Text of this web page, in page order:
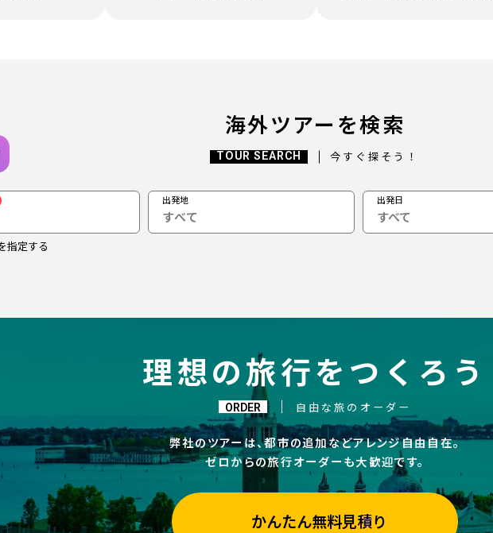
海外ツアーを検索
TOUR SEARCH 今すぐ探そう！
出発地 出発日
すべて
指定する
理想の旅行をつくろう
ORDER 自由な旅のオーダー
弊社のツアーは、都市の追加などアレンジ自由自在。
ゼロからの旅行オーダーも大歓迎です。
かんたん無料見積り